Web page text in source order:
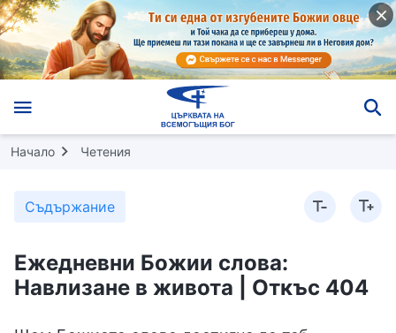
Начало Четения
Съдържание
Ежедневни Божии слова:
Навлизане в живота | Откъс 404